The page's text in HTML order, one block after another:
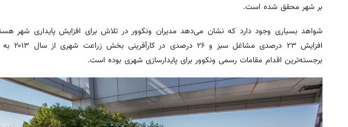
بر شهر محقق شده است.
شواهد بسیاری وجود دارد که نشان می‌دهد مدیران ونکوور در تلاش برای افزایش پایداری شهر
افزایش ۲۳
برجسته‌ترین اقدام مقامات رسمی ونکوور برای پایدارسازی شهری بوده است.